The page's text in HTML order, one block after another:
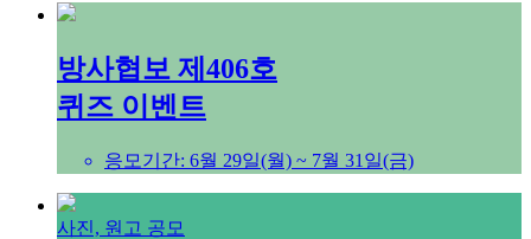
방사협보 제406호
퀴즈 이벤트
응모기간: 6월 29일(월) ~ 7월 31일(금)
사진, 원고 공모